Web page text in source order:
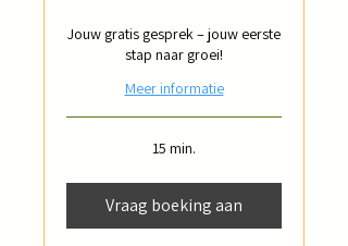
Jouw gratis gesprek – jouw eerste
stap naar groei!
Meer informatie
15 min.
Vraag boeking aan